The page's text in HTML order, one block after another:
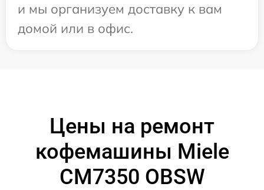
и мы организуем доставку к вам
домой или в офис.
Цены на ремонт
кофемашины Miele
CM7350 OBSW